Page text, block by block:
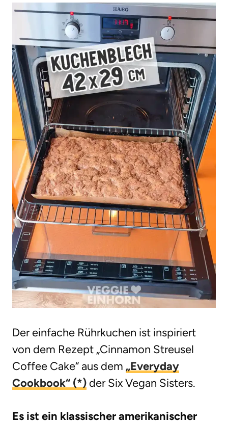
Der einfache Rührkuchen ist inspiriert
von dem Rezept „Cinnamon Streusel
Coffee Cake“ aus dem „Everyday
Cookbook“ (*) der Six Vegan Sisters.
Es ist ein klassischer amerikanischer